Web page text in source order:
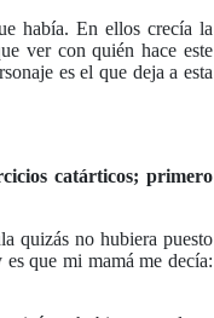
había. En ellos crecía la
ver con quién hace este
es el que deja a esta
catárticos; primero
quizás no hubiera puesto
que mi mamá me decía: